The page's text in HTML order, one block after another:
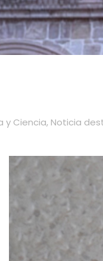
y Ciencia, Noticia